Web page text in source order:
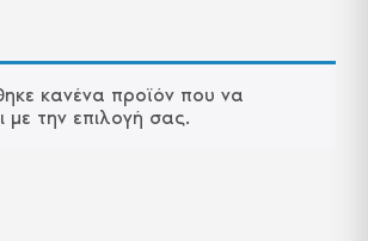
κανένα προϊόν που να
με την επιλογή σας.